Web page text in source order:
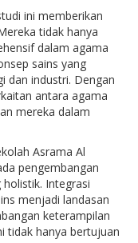
ini memberikan
tidak hanya
dalam agama
sains yang
dan industri. Dengan
antara agama
mereka dalam
Asrama Al
pengembangan
Integrasi
menjadi landasan
keterampilan
tidak hanya bertujuan